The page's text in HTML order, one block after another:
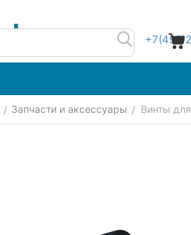
/ Запчасти и аксессуары / Винты